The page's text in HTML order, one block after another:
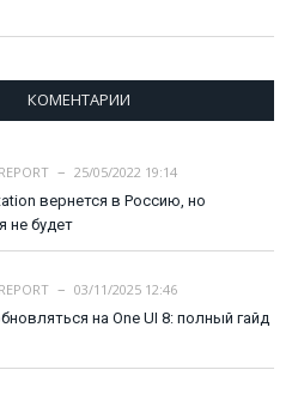
КОМЕНТАРИИ
25/05/2022 19:14
вернется в Россию, но
не будет
03/11/2025 12:46
на One UI 8: полный гайд